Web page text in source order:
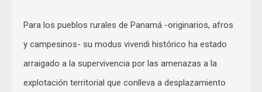
Para los pueblos rurales de Panamá -originarios, afros
y campesinos- su modus vivendi histórico ha estado
arraigado a la supervivencia por las amenazas a la
explotación territorial que conlleva a desplazamiento